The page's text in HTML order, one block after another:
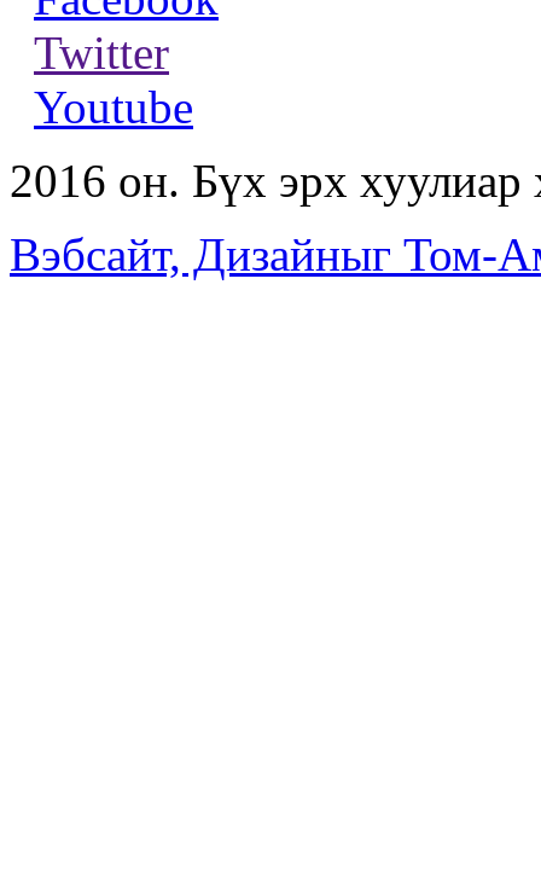
Twitter
Youtube
2016 он. Бүх эрх хуулиар
Вэбсайт, Дизайныг